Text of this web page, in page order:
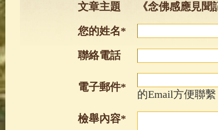
文章主題
《念佛感應見
您的姓名*
聯絡電話
電子郵件*
的Email方便聯繫
檢舉內容*